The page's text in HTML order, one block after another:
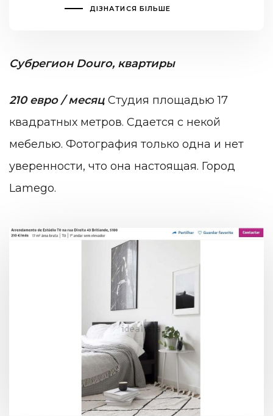
ДІЗНАТИСЯ БІЛЬШЕ
Субрегион Douro, квартиры
210 евро / месяц Студия площадью 17
квадратных метров. Сдается с некой
мебелью. Фотография только одна и нет
уверенности, что она настоящая. Город
Lamego.